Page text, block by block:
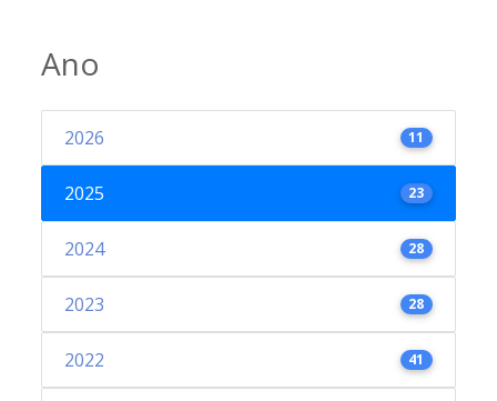
Ano
2026 11
2025 23
2024 28
2023 28
2022 41